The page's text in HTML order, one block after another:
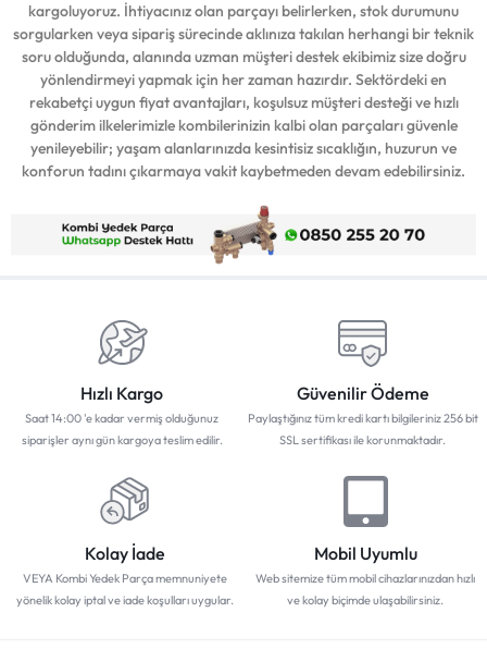
kargoluyoruz. İhtiyacınız olan parçayı belirlerken, stok durumunu
sorgularken veya sipariş sürecinde aklınıza takılan herhangi bir teknik
soru olduğunda, alanında uzman müşteri destek ekibimiz size doğru
yönlendirmeyi yapmak için her zaman hazırdır. Sektördeki en
rekabetçi uygun fiyat avantajları, koşulsuz müşteri desteği ve hızlı
gönderim ilkelerimizle kombilerinizin kalbi olan parçaları güvenle
yenileyebilir; yaşam alanlarınızda kesintisiz sıcaklığın, huzurun ve
konforun tadını çıkarmaya vakit kaybetmeden devam edebilirsiniz.
Hızlı Kargo
Saat 14:00 'e kadar vermiş olduğunuz
siparişler aynı gün kargoya teslim edilir.
Güvenilir Ödeme
Paylaştığınız tüm kredi kartı bilgileriniz 256 bit
SSL sertifikası ile korunmaktadır.
Kolay İade
VEYA Kombi Yedek Parça memnuniyete
yönelik kolay iptal ve iade koşulları uygular.
Mobil Uyumlu
Web sitemize tüm mobil cihazlarınızdan hızlı
ve kolay biçimde ulaşabilirsiniz.